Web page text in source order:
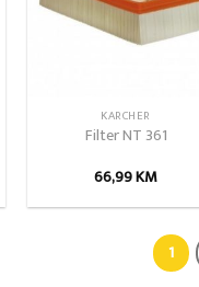
KARCHER
Filter NT 361
66,99KM
1